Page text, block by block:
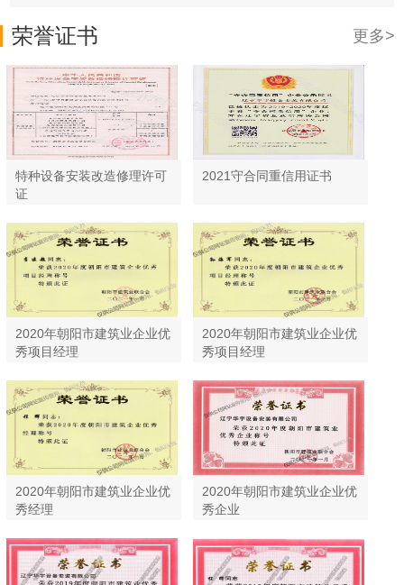
荣誉证书 更多>
特种设备安装改造修理许可
证
2021守合同重信用证书
2020年朝阳市建筑业企业优
秀项目经理
2020年朝阳市建筑业企业优
秀项目经理
2020年朝阳市建筑业企业优
秀经理
2020年朝阳市建筑业企业优
秀企业